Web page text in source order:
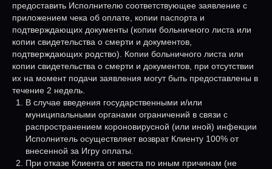
предоставить Исполнителю соответствующее заявление с
приложением чека об оплате, копии паспорта и
подтверждающих документы (копии больничного листа или
копии свидетельства о смерти и документов,
подтверждающих родство). Копии больничного листа или
копии свидетельства о смерти и документов, при отсутствии
их на момент подачи заявления могут быть предоставлены в
течение 2 недель.
В случае введения государственными и/или
муниципальными органами ограничений в связи с
распространением короновирусной (или иной) инфекции
Исполнитель осуществляет возврат Клиенту 100% от
внесенной за Игру оплаты.
При отказе Клиента от квеста по иным причинам (не